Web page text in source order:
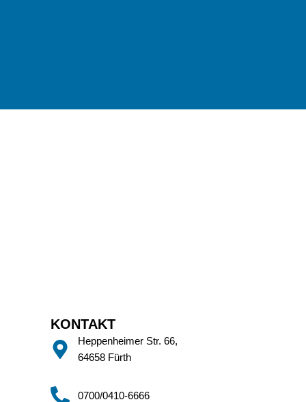
KONTAKT
Heppenheimer Str. 66,
64658 Fürth
0700/0410-6666